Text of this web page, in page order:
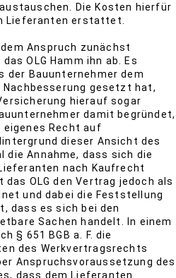
Die Kosten hierfür
Lieferanten erstattet.
Anspruch zunächst
OLG Hamm ihn ab. Es
der Bauunternehmer dem
gesetzt hat,
hierauf sogar
damit begründet,
Recht auf
dieser Ansicht des
die Annahme, dass sich die
nach Kaufrecht
OLG den Vertrag jedoch als
und dabei die Feststellung
dass es sich bei den
Sachen handelt. In einem
§ 651 BGB a. F. die
des Werkvertragsrechts
Anspruchsvoraussetzung des
dass dem Lieferanten